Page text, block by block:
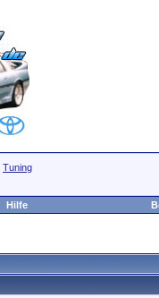
Tuning
Hilfe